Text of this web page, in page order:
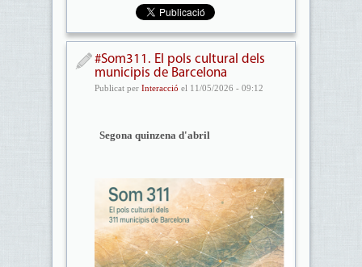
#Som311. El pols cultural dels
municipis de Barcelona
Publicat per Interacció el 11/05/2026 - 09:12
Segona quinzena d'abril